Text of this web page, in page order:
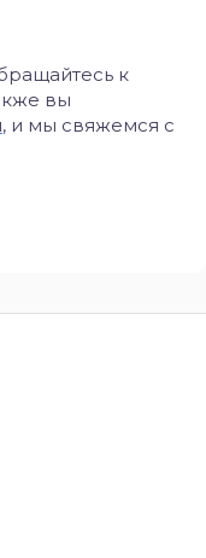
к
вы
, и мы свяжемся с